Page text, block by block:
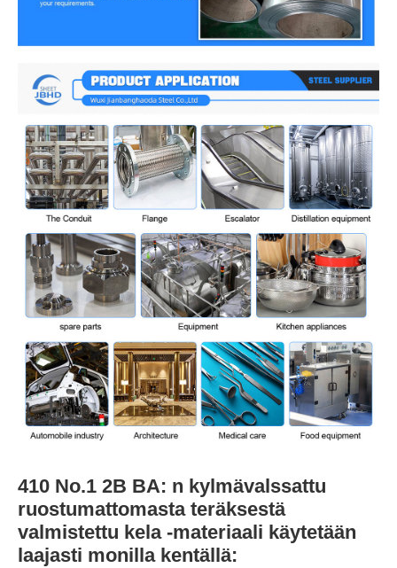
410 No.1 2B BA: n kylmävalssattu
ruostumattomasta teräksestä
valmistettu kela -materiaali käytetään
laajasti monilla kentällä: